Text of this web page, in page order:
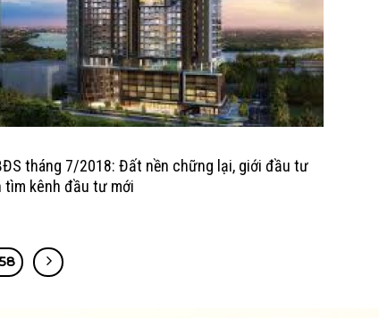
tháng 7/2018: Đất nền chững lại, giới đầu tư
tìm kênh đầu tư mới